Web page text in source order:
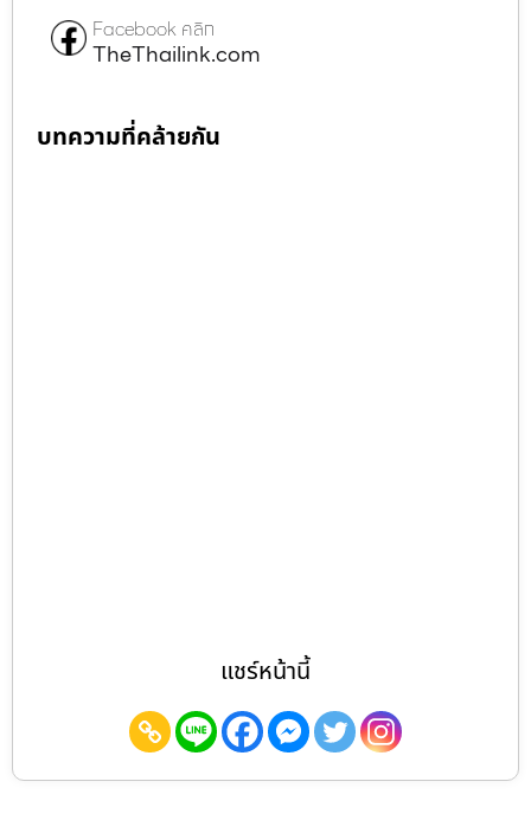
Facebook คลิก
TheThailink.com
บทความที่คล้ายกัน
แชร์หน้านี้